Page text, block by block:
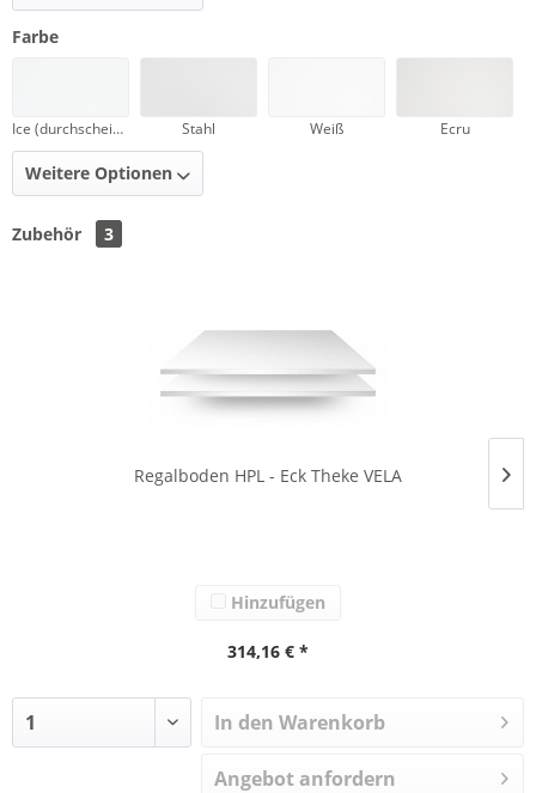
Farbe
Ice (durchscheinend) Stahl Weiß Ecru
Weitere Optionen
Zubehör 3
Regalboden HPL - Eck Theke VELA
Hinzufügen
314,16 € *
In den Warenkorb
Angebot anfordern